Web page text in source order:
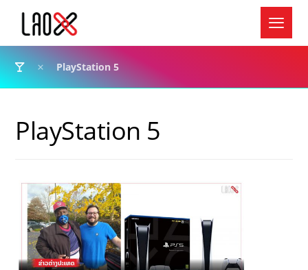
PlayStation 5
PlayStation 5